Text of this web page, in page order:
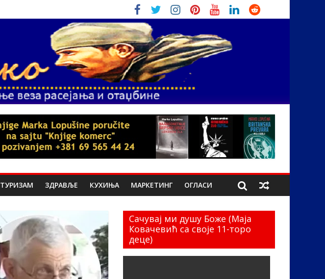
ТУРИЗАМ ЗДРАВЉЕ КУХИЊА МАРКЕТИНГ ОГЛАСИ
Сачувај ми душу Боже (Маја
Ковачевић са своје 11-торо
деце)